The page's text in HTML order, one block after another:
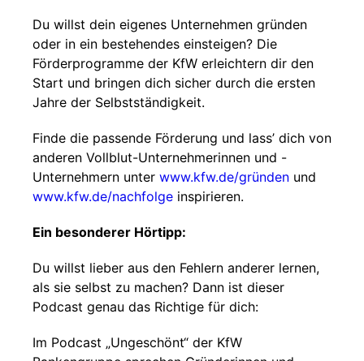
Du willst dein eigenes Unternehmen gründen
oder in ein bestehendes einsteigen? Die
Förderprogramme der KfW erleichtern dir den
Start und bringen dich sicher durch die ersten
Jahre der Selbstständigkeit.
Finde die passende Förderung und lass’ dich von
anderen Vollblut-Unternehmerinnen und -
Unternehmern unter⁠⁠⁠⁠⁠⁠⁠ ⁠⁠⁠⁠⁠⁠⁠⁠⁠⁠⁠⁠⁠⁠⁠⁠ www.kfw.de/gründen⁠⁠⁠⁠⁠⁠⁠⁠⁠ und
www.kfw.de/nachfolge⁠⁠ inspirieren.
Ein besonderer Hörtipp:
Du willst lieber aus den Fehlern anderer lernen,
als sie selbst zu machen? Dann ist dieser
Podcast genau das Richtige für dich:
Im Podcast „Ungeschönt“ der KfW